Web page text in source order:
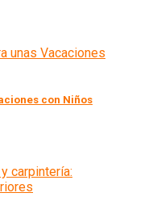
con Niños